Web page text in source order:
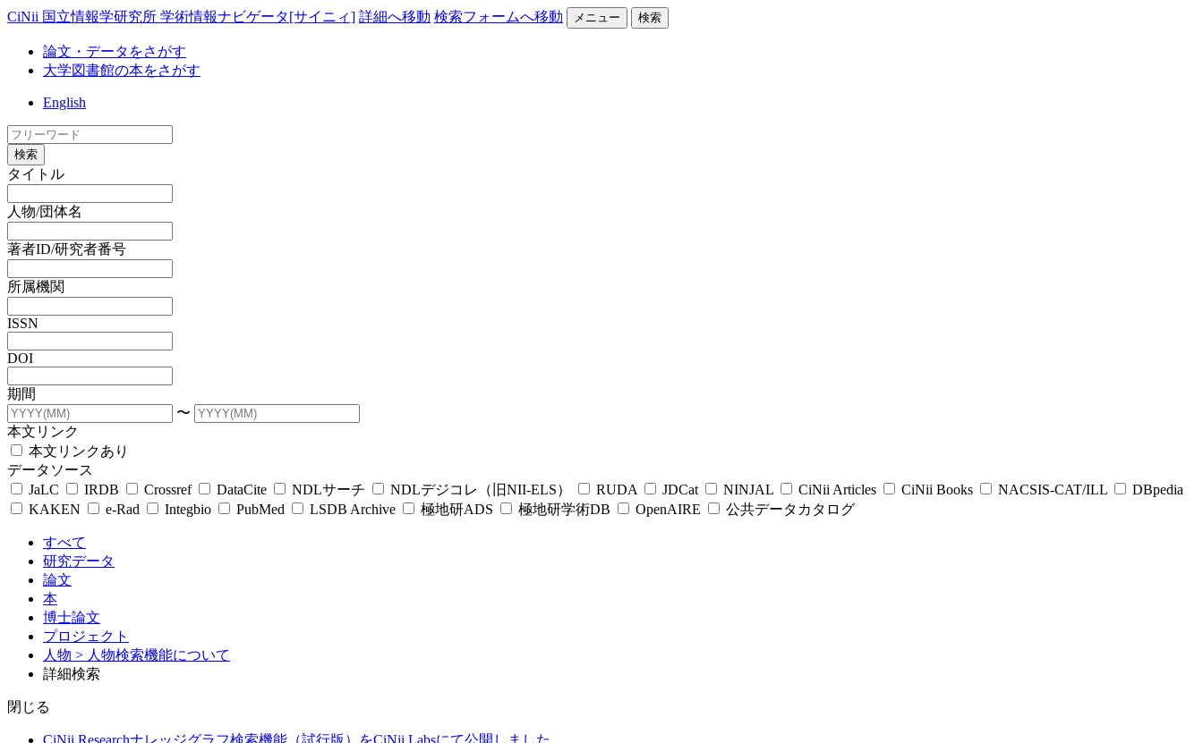
CiNii 国立情報学研究所 学術情報ナビゲータ[サイニィ] 詳細へ移動 検索フォームへ移動 メニュー 検索
論文・データをさがす
大学図書館の本をさがす
English
検索
タイトル
人物/団体名
著者ID/研究者番号
所属機関
ISSN
DOI
期間
〜
本文リンク
本文リンクあり
データソース
JaLC
IRDB Crossref DataCite NDLサーチ NDLデジコレ（旧NII-ELS） RUDA JDCat NINJAL CiNii Articles CiNii Books NACSIS-CAT/ILL
DBpedia
KAKEN
e-Rad Integbio PubMed LSDB Archive 極地研ADS 極地研学術DB OpenAIRE 公共データカタログ
すべて
研究データ
論文
本
博士論文
プロジェクト
人物 > 人物検索機能について
詳細検索
閉じる
CiNii Researchナレッジグラフ検索機能（試行版）をCiNii Labsにて公開しました